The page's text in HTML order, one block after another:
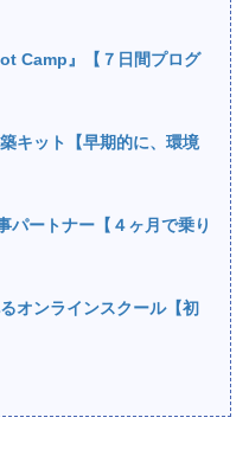
Camp』【７日間プログ
キット【早期的に、環境
パートナー【４ヶ月で乗り
オンラインスクール【初